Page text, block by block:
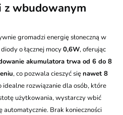
z wbudowanym
gromadzi energię słoneczną w
o łącznej mocy0,6W, oferując
akumulatora trwa od 6 do 8
, co pozwala cieszyć sięnawet 8
idealne rozwiązanie dla osób, które
użytkowania, wystarczy wbić
automatycznie. Brak konieczności